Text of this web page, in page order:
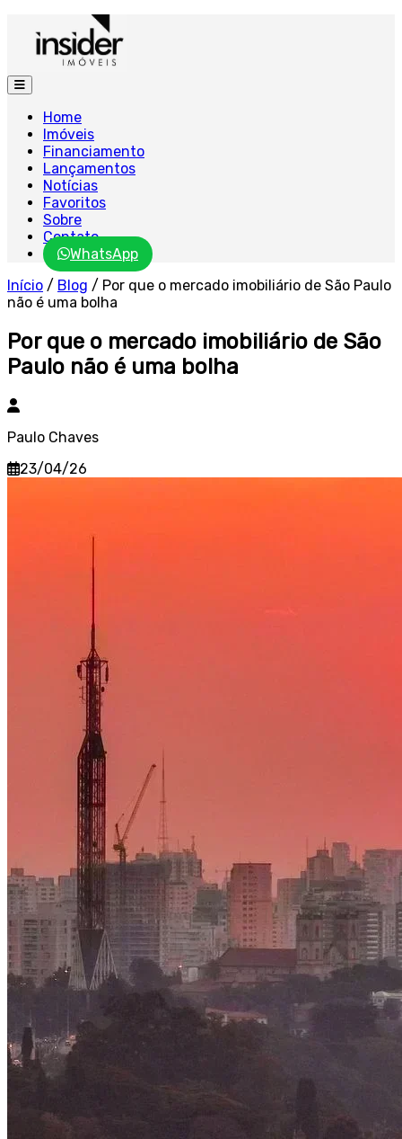
Home
Imóveis
Financiamento
Lançamentos
Notícias
Favoritos
Sobre
Contato
WhatsApp
Início / Blog / Por que o mercado imobiliário de São Paulo
não é uma bolha
Por que o mercado imobiliário de São
Paulo não é uma bolha
Paulo Chaves
23/04/26